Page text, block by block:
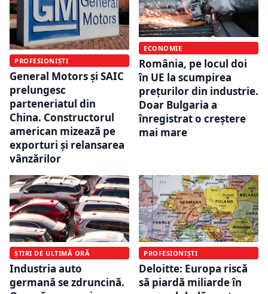
PROFESIONIȘTI
General Motors și SAIC
prelungesc
parteneriatul din
China. Constructorul
american mizează pe
exporturi și relansarea
vânzărilor
ECONOMIE
România, pe locul doi
în UE la scumpirea
prețurilor din industrie.
Doar Bulgaria a
înregistrat o creștere
mai mare
ȘTIRI DE ULTIMĂ ORĂ
Industria auto
germană se zdruncină.
PROFESIONIȘTI
Deloitte: Europa riscă
să piardă miliarde în